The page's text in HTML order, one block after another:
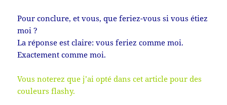
Pour conclure, et vous, que feriez-vous si vous étiez
moi ?
La réponse est claire: vous feriez comme moi.
Exactement comme moi.
Vous noterez que j’ai opté dans cet article pour des
couleurs flashy.